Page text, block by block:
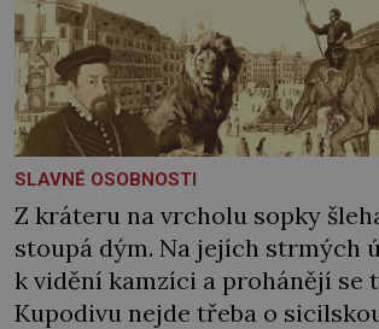
SLAVNÉ OSOBNOSTI
Z kráteru na vrcholu sopky
stoupá dým. Na jejích strmých
k vidění kamzíci a prohánějí se
Kupodivu nejde třeba o